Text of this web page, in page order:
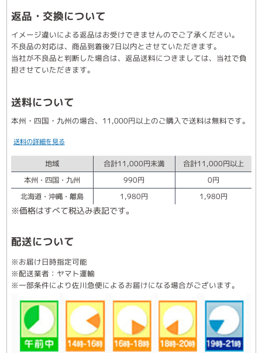
返品・交換について
イメージ違いによる返品はお受けできませんのでご了承ください。
不良品の対応は、商品到着後7日以内とさせていただきます。
当社が不良品と判断した場合は、返品送料につきましては、当社で負
担させていただきます。
送料について
本州・四国・九州の場合、11,000円以上のご購入で送料は無料です。
送料の詳細を見る
地域 合計11,000円未満
合計11,000円以上
本州・四国・九州
990円
0円
北海道・沖縄・離島
1,980円 1,980円
※価格はすべて税込み表記です。
配送について
※お届け日時指定可能
※配送業者：ヤマト運輸
※一部条件により佐川急便によるお届けになる場合がございます。